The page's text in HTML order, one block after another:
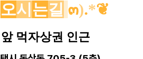
오시 는길 ๓).*❦
먹자상권 인근